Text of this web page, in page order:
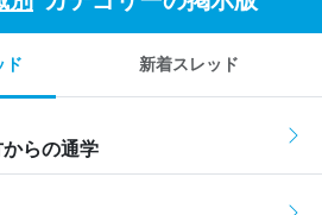
ド 新着スレッド
らの通学